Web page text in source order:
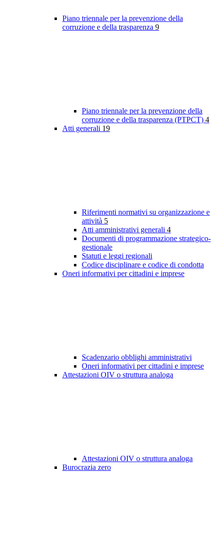
Piano triennale per la prevenzione della
corruzione e della trasparenza 9
Piano triennale per la prevenzione della
corruzione e della trasparenza (PTPCT) 4
Atti generali 19
Riferimenti normativi su organizzazione e
attività 5
Atti amministrativi generali 4
Documenti di programmazione strategico-
gestionale
Statuti e leggi regionali
Codice disciplinare e codice di condotta
Oneri informativi per cittadini e imprese
Scadenzario obblighi amministrativi
Oneri informativi per cittadini e imprese
Attestazioni OIV o struttura analoga
Attestazioni OIV o struttura analoga
Burocrazia zero